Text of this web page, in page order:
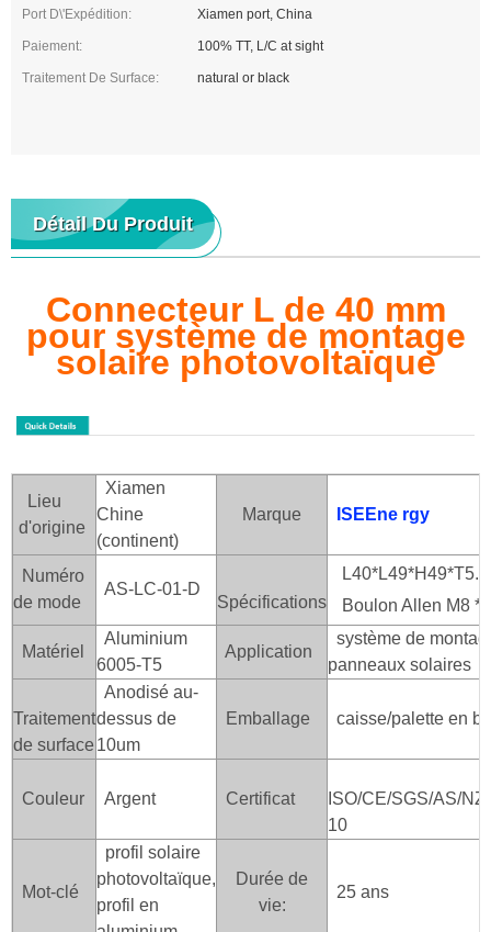
Port D\'expédition: Xiamen port, China
Paiement: 100% TT, L/C at sight
Traitement De Surface: natural or black
Détail Du Produit
Connecteur L de 40 mm
pour système de montage
solaire photovoltaïque
Lieu
d'origine
Xiamen
Chine
(continent)
Marque ISEEne rgy
Numéro
de mode
AS-LC-01-D
Spécifications
Boulon Allen M8 *
Matériel
Aluminium
6005-T5
Application
système de
panneaux solaires
Traitement
de surface
Anodisé au-
dessus de
10um
Emballage caisse/palette en
Couleur Argent Certificat
ISO/CE/SGS/AS/
10
Mot-clé
profil solaire
photovoltaïque,
profil en
Durée de
vie:
25 ans